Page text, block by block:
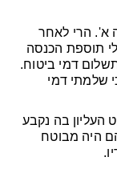
א'. הרי לאחר
תוספת הכנסה
דמי ביטוח.
שלמתי דמי
בה נקבע
היה מבוטח